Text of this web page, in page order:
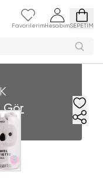
Favorilerim HesabımSEPETİM
Gör